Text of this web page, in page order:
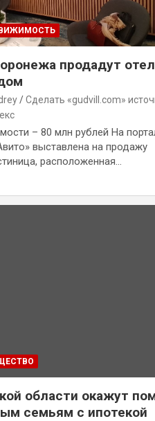
продадут
Сделать «gudvill.com»
– 80 млн рублей На
выставлена на продажу
расположенная…
области окажут
семьям с ипотекой